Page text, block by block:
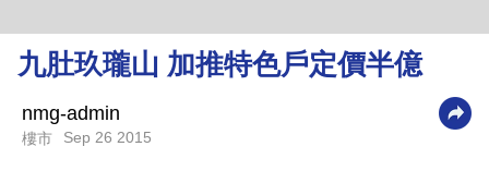
理
財
業
九肚玖瓏山 加推特色戶定價半億
nmg-admin
樓市 Sep 26 2015